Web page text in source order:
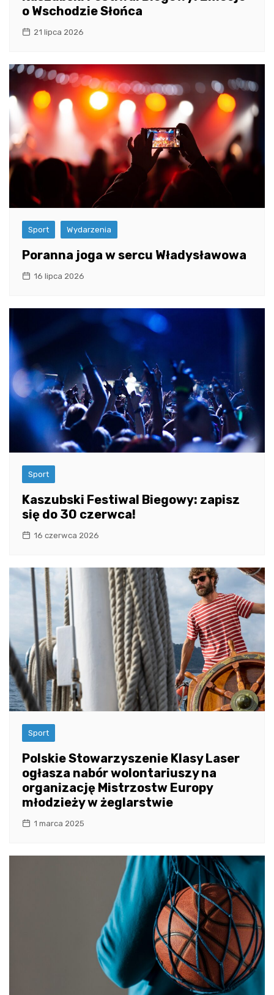
o Wschodzie Słońca
21 lipca 2026
Sport Wydarzenia
Poranna joga w sercu Władysławowa
16 lipca 2026
Sport
Kaszubski Festiwal Biegowy: zapisz
się do 30 czerwca!
16 czerwca 2026
Sport
Polskie Stowarzyszenie Klasy Laser
ogłasza nabór wolontariuszy na
organizację Mistrzostw Europy
młodzieży w żeglarstwie
1 marca 2025